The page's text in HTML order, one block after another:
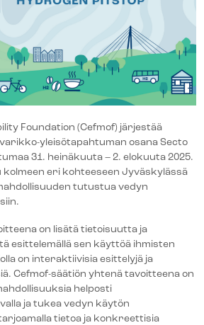
Foundation (Cefmof) järjestää
yleisötapahtuman osana Secto
31. heinäkuuta – 2. elokuuta 2025.
kolmeen eri kohteeseen Jyväskylässä
tutustua vedyn
on lisätä tietoisuutta ja
esittelemällä sen käyttöä ihmisten
on interaktiivisia esittelyjä ja
Cefmof-säätiön yhtenä tavoitteena on
helposti
ja tukea vedyn käytön
tietoa ja konkreettisia